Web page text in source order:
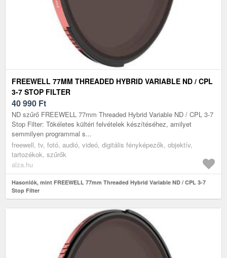
FREEWELL 77MM THREADED HYBRID VARIABLE ND / CPL
3-7 STOP FILTER
40 990 Ft
ND szűrő FREEWELL 77mm Threaded Hybrid Variable ND / CPL 3-7
Stop Filter: Tökéletes kültéri felvételek készítéséhez, amilyet
semmilyen programmal s...
freewell, tv, fotó, audió, videó, digitális fényképezők, objektív,
tartozékok, szűrők
alza.hu
Hasonlók, mint FREEWELL 77mm Threaded Hybrid Variable ND / CPL 3-7
Stop Filter